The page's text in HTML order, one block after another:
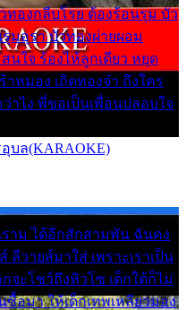
ทองกลีบโรย ต้องร้อนรุม บัว
มอุรา บัวทองผ่ายผอม
นใจ ร้องไห้ลูกเดียว หยุด
าหมอง เถิดทองจ๋า ถึงใคร
ว่าไง พี่ขอเป็นเพื่อนปลอบใจ
บล(KARAOKE)
าม ได้อีกสักสามพัน ฉันคง
ลีวายส์มาใส่ เพราะเราเป็น
กจะโชว์ถึงหิวโซ เด็กใต้ก็ไม่
อมา ให้เด็กเทพเหลียวมอง